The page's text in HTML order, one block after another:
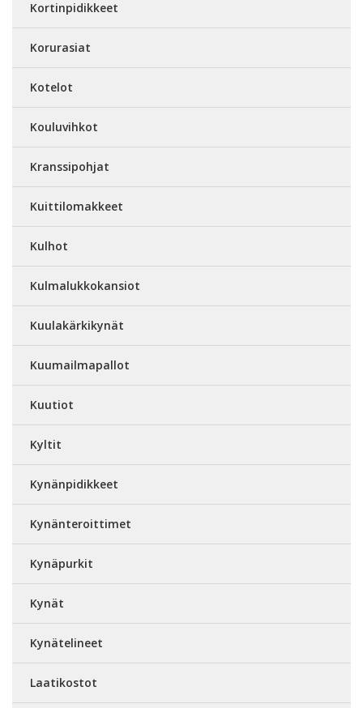
Kortinpidikkeet
Korurasiat
Kotelot
Kouluvihkot
Kranssipohjat
Kuittilomakkeet
Kulhot
Kulmalukkokansiot
Kuulakärkikynät
Kuumailmapallot
Kuutiot
Kyltit
Kynänpidikkeet
Kynänteroittimet
Kynäpurkit
Kynät
Kynätelineet
Laatikostot